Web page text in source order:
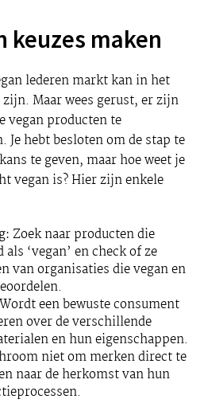
keuzes maken
lederen markt kan in het
Maar wees gerust, er zijn
vegan producten te
hebt besloten om de stap te
te geven, maar hoe weet je
vegan is? Hier zijn enkele
Zoek naar producten die
‘vegan’ en check of ze
van organisaties die vegan en
Wordt een bewuste consument
over de verschillende
en hun eigenschappen.
niet om merken direct te
naar de herkomst van hun